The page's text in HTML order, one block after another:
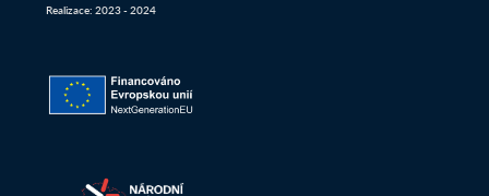
Realizace: 2023 - 2024